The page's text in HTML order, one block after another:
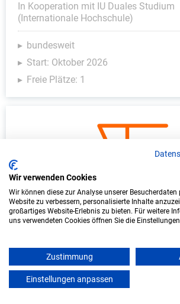
In Kooperation mit IU Duales Studium
(Internationale Hochschule)
bundesweit
Start: Oktober 2026
Freie Plätze: 1
Duales Studium Informatik
virtuellen Campus - IFIS-FR
IFIS-FR GmbH
In Kooperation mit IU Duales Studium
(Internationale Hochschule)
Wir verwenden Cookies
Wir können diese zur Analyse unserer
Website zu verbessern, personalisierte Inhalte
großartiges Website-Erlebnis zu bieten. Für weitere
uns verwendeten Cookies öffnen Sie die
Zustimmung
Einstellungen anpassen